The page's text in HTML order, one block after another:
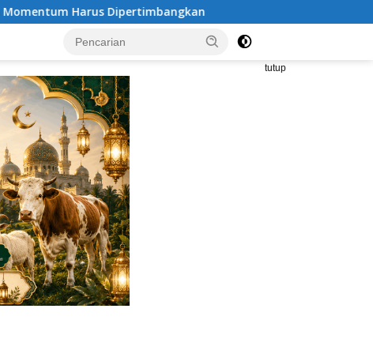
Polda Metro Jaya Gelar Seminar Hukum Bahas Perluasan
tutup